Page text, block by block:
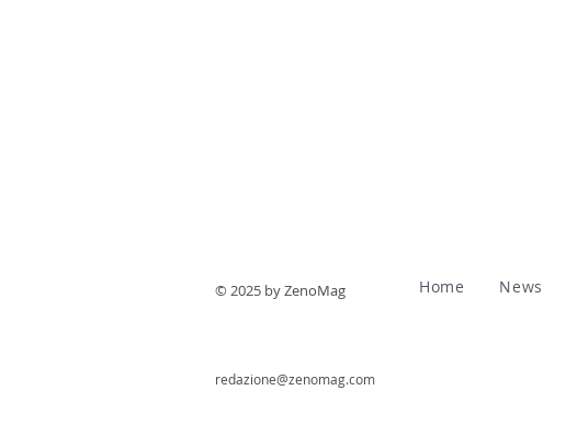
© 2025 by ZenoMag Home News
redazione@zenomag.com